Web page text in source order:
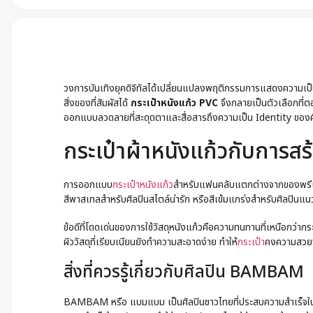
วงการบันเทิงยุคดิจิทัลได้เปลี่ยนแปลงพฤติกรรมการแสดงความ
สิ่งของที่สัมผัสได้ กระเป๋าหนังแก้ว PVCจึงกลายเป็นตัวเลือกที่ต
ออกแบบลวดลายที่สะดุดตาและสื่อสารถึงความเป็น Identity ของ
กระเป๋าผ้าหนังแก้วกับการ
การออกแบบกระเป๋าหนังแก้วสำหรับแฟนคลับแตกต่างจากของพรี
สีพาสเทลสำหรับศิลปินสไตล์น่ารัก หรือสีเข้มแกร่งสำหรับศิลปินแ
ข้อดีที่โดดเด่นของการใช้วัสดุหนังแก้วคือความทนทานที่เหนือกว่า
ผิววัสดุที่เรียบเนียนยังทำความสะอาดง่าย ทำให้กระเป๋าคงความสว
สิ่งที่ควรรู้เกี่ยวกับศิลปิน BAMBAM
BAMBAM หรือ แบมแบม เป็นศิลปินชาวไทยที่ประสบความสำเร็